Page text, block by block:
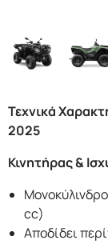
Τεχνικά
2025
Κινητήρας &
cc)
Αποδίδει